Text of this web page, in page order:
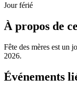
Jour férié
À propos de
Fête des mères est un
2026.
Événements